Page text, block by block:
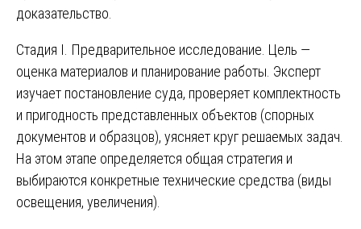
доказательство.
Стадия I. Предварительное исследование. Цель —
оценка материалов и планирование работы. Эксперт
изучает постановление суда, проверяет комплектность
и пригодность представленных объектов (спорных
документов и образцов), уясняет круг решаемых задач.
На этом этапе определяется общая стратегия и
выбираются конкретные технические средства (виды
освещения, увеличения).